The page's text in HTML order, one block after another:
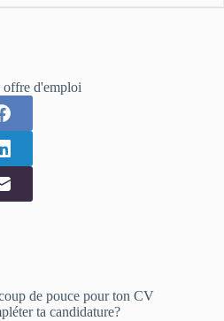
offre d'emploi
de pouce pour ton CV
ta candidature?